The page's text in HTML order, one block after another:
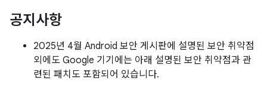
공지사항
2025년 4월 Android 보안 게시판에 설명된 보안 취약점
외에도 Google 기기에는 아래 설명된 보안 취약점과 관
련된 패치도 포함되어 있습니다.